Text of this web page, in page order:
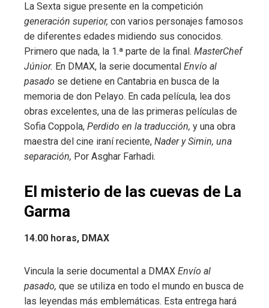
La Sexta sigue presente en la competición
generación superior, con varios personajes famosos
de diferentes edades midiendo sus conocidos.
Primero que nada, la 1.ª parte de la final. MasterChef
Júnior. En DMAX, la serie documental Envío al
pasado se detiene en Cantabria en busca de la
memoria de don Pelayo. En cada película, lea dos
obras excelentes, una de las primeras películas de
Sofia Coppola, Perdido en la traducción, y una obra
maestra del cine iraní reciente, Nader y Simin, una
separación, Por Asghar Farhadi.
El misterio de las cuevas de La
Garma
14.00 horas, DMAX
Vincula la serie documental a DMAX Envío al
pasado, que se utiliza en todo el mundo en busca de
las leyendas más emblemáticas. Esta entrega hará